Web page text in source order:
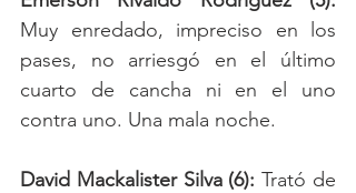
Muy enredado, impreciso en los
pases, no arriesgó en el último
cuarto de cancha ni en el uno
contra uno. Una mala noche.
David Mackalister Silva (6): Trató de